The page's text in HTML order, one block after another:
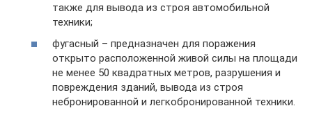
также для вывода из строя автомобильной
техники;
фугасный – предназначен для поражения
открыто расположенной живой силы на площади
не менее 50 квадратных метров, разрушения и
повреждения зданий, вывода из строя
небронированной и легкобронированной техники.